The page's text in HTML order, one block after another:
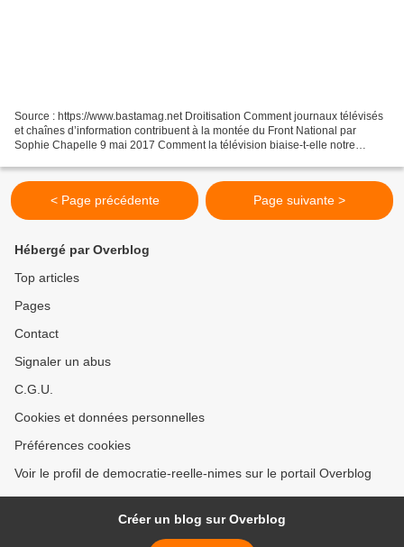
Source : https://www.bastamag.net Droitisation Comment journaux télévisés
et chaînes d’information contribuent à la montée du Front National par
Sophie Chapelle 9 mai 2017 Comment la télévision biaise-t-elle notre
< Page précédente Page suivante >
Hébergé par Overblog
Top articles
Pages
Contact
Signaler un abus
C.G.U.
Cookies et données personnelles
Préférences cookies
Voir le profil de democratie-reelle-nimes sur le portail Overblog
Créer un blog sur Overblog